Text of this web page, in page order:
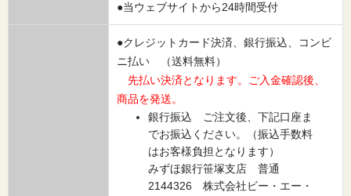
●当ウェブサイトから24時間受付
●クレジットカード決済、銀行振込、コンビ
ニ払い （送料無料）
先払い決済となります。ご入金確認後、
商品を発送。
銀行振込 ご注文後、下記口座ま
でお振込ください。（振込手数料
はお客様負担となります）
みずほ銀行笹塚支店 普通
2144326 株式会社ビー・エー・